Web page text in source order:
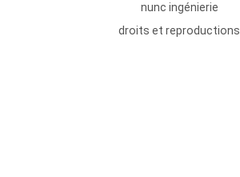
nunc ingénierie
droits et reproductions